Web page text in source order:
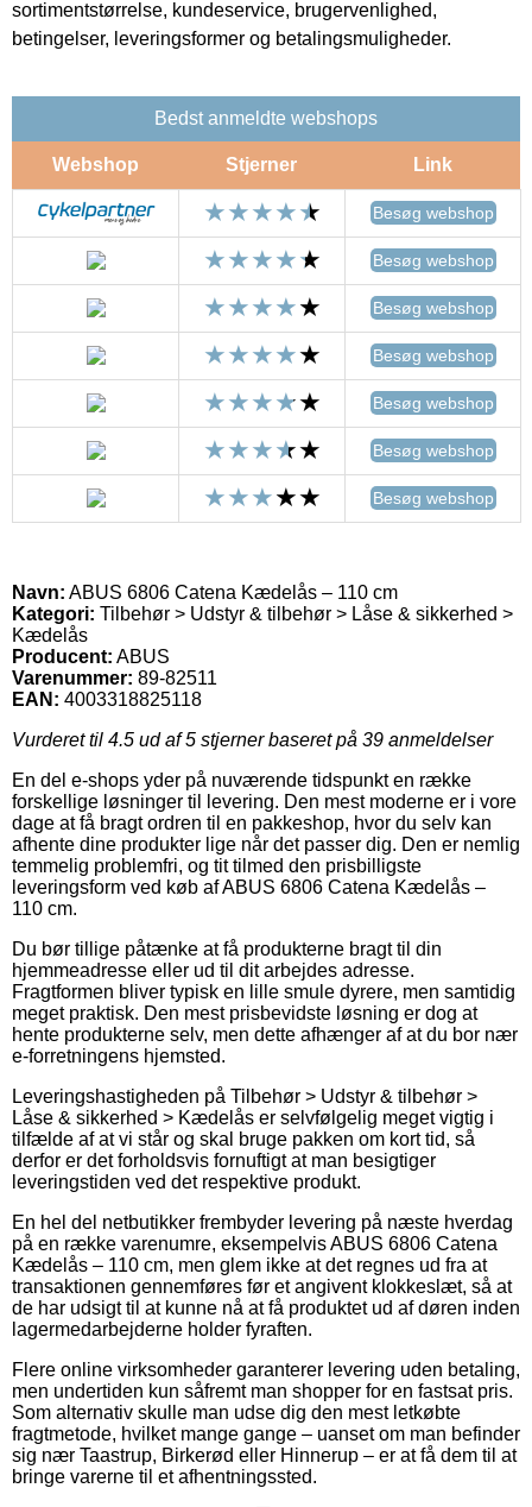
sortimentstørrelse, kundeservice, brugervenlighed,
betingelser, leveringsformer og betalingsmuligheder.
Bedst anmeldte webshops
Webshop Stjerner Link
Besøg webshop
Besøg webshop
Besøg webshop
Besøg webshop
Besøg webshop
Besøg webshop
Besøg webshop
Navn: ABUS 6806 Catena Kædelås – 110 cm
Kategori: Tilbehør > Udstyr & tilbehør > Låse & sikkerhed >
Kædelås
Producent: ABUS
Varenummer: 89-82511
EAN: 4003318825118
Vurderet til 4.5 ud af 5 stjerner baseret på 39 anmeldelser
En del e-shops yder på nuværende tidspunkt en række
forskellige løsninger til levering. Den mest moderne er i vore
dage at få bragt ordren til en pakkeshop, hvor du selv kan
afhente dine produkter lige når det passer dig. Den er nemlig
temmelig problemfri, og tit tilmed den prisbilligste
leveringsform ved køb af ABUS 6806 Catena Kædelås –
110 cm.
Du bør tillige påtænke at få produkterne bragt til din
hjemmeadresse eller ud til dit arbejdes adresse.
Fragtformen bliver typisk en lille smule dyrere, men samtidig
meget praktisk. Den mest prisbevidste løsning er dog at
hente produkterne selv, men dette afhænger af at du bor nær
e-forretningens hjemsted.
Leveringshastigheden på Tilbehør > Udstyr & tilbehør >
Låse & sikkerhed > Kædelås er selvfølgelig meget vigtig i
tilfælde af at vi står og skal bruge pakken om kort tid, så
derfor er det forholdsvis fornuftigt at man besigtiger
leveringstiden ved det respektive produkt.
En hel del netbutikker frembyder levering på næste hverdag
på en række varenumre, eksempelvis ABUS 6806 Catena
Kædelås – 110 cm, men glem ikke at det regnes ud fra at
transaktionen gennemføres før et angivent klokkeslæt, så at
de har udsigt til at kunne nå at få produktet ud af døren inden
lagermedarbejderne holder fyraften.
Flere online virksomheder garanterer levering uden betaling,
men undertiden kun såfremt man shopper for en fastsat pris.
Som alternativ skulle man udse dig den mest letkøbte
fragtmetode, hvilket mange gange – uanset om man befinder
sig nær Taastrup, Birkerød eller Hinnerup – er at få dem til at
bringe varerne til et afhentningssted.